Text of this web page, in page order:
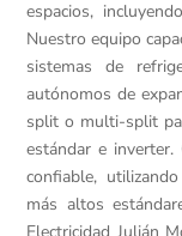
espacios,
Nuestro equipo
sistemas de
autónomos de
split o multi-split
estándar e
confiable,
más altos